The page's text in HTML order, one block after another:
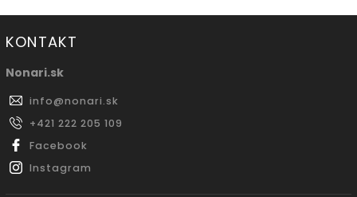
KONTAKT
Nonari.sk
info@nonari.sk
+421 222 205 109
Facebook
Instagram